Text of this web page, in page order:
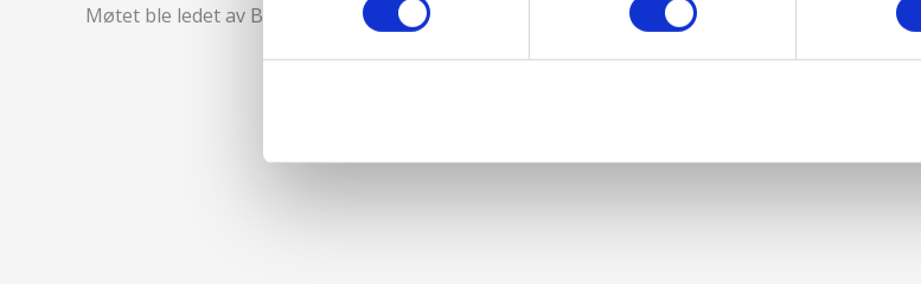
Møtet ble ledet av Beate Fahre som er partner i Vestby & Fahre AS.